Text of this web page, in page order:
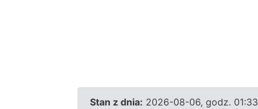
Stan z dnia: 2026-08-06, godz. 01:33